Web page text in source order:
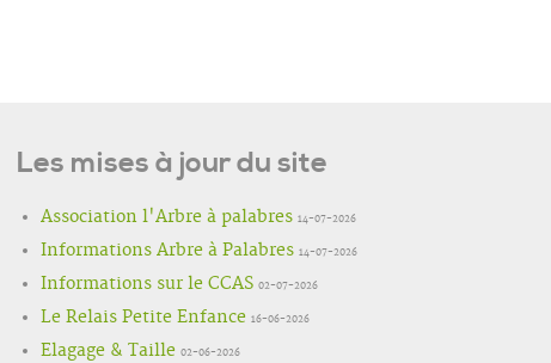
Les mises à jour du site
Association l'Arbre à palabres 14-07-2026
Informations Arbre à Palabres 14-07-2026
Informations sur le CCAS 02-07-2026
Le Relais Petite Enfance 16-06-2026
Elagage & Taille 02-06-2026